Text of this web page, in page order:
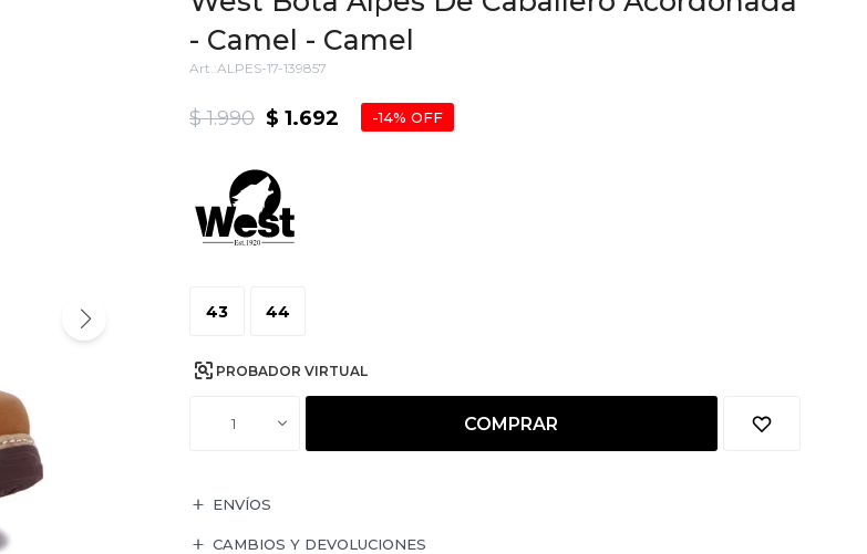
- Camel - Camel
ALPES-17-139857
$ 1.692
$ 1.990 14
43 44
PROBADOR VIRTUAL
1 COMPRAR
ENVÍOS
CAMBIOS Y DEVOLUCIONES